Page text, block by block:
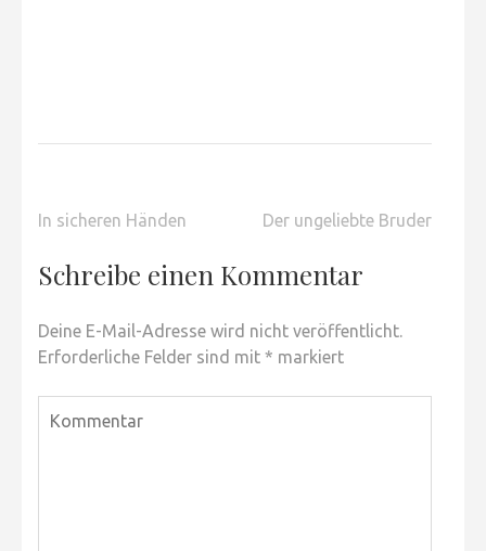
Beitragsnavigation
In sicheren Händen Der ungeliebte Bruder
Schreibe einen Kommentar
Deine E-Mail-Adresse wird nicht veröffentlicht.
Erforderliche Felder sind mit * markiert